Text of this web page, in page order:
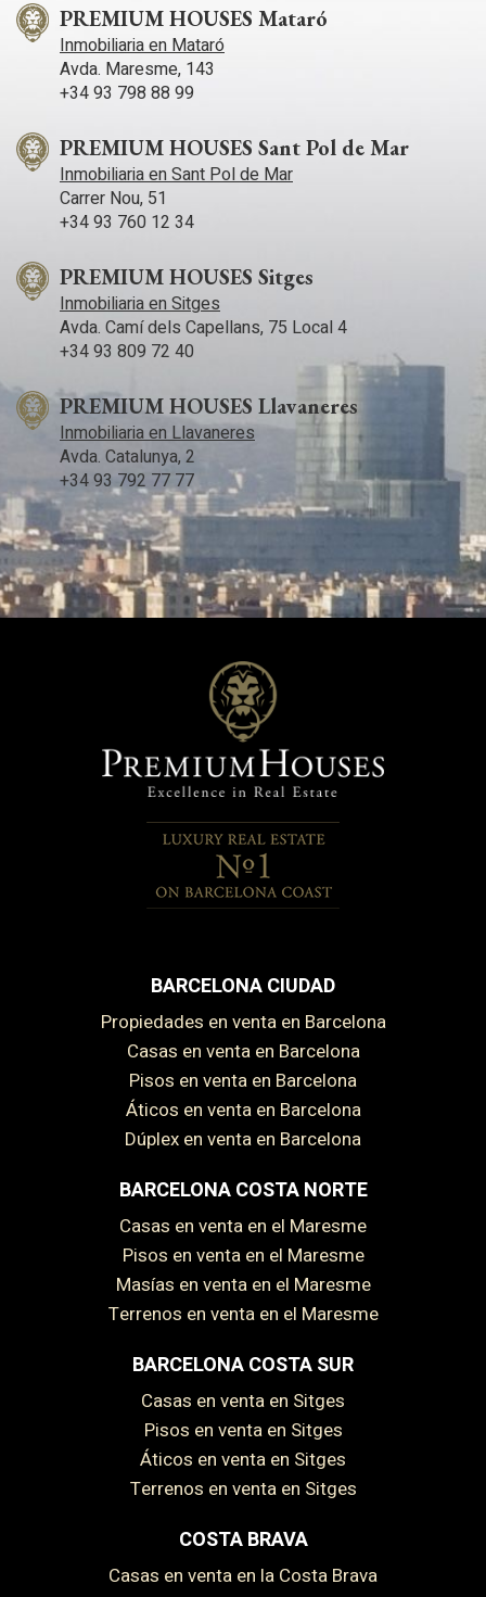
PREMIUM HOUSES Mataró
Inmobiliaria en Mataró
Avda. Maresme, 143
+34 93 798 88 99
PREMIUM HOUSES Sant Pol de Mar
Inmobiliaria en Sant Pol de Mar
Carrer Nou, 51
+34 93 760 12 34
PREMIUM HOUSES Sitges
Inmobiliaria en Sitges
Avda. Camí­ dels Capellans, 75 Local 4
+34 93 809 72 40
PREMIUM HOUSES Llavaneres
Inmobiliaria en Llavaneres
Avda. Catalunya, 2
+34 93 792 77 77
BARCELONA CIUDAD
Propiedades en venta en Barcelona
Casas en venta en Barcelona
Pisos en venta en Barcelona
Áticos en venta en Barcelona
Dúplex en venta en Barcelona
BARCELONA COSTA NORTE
Casas en venta en el Maresme
Pisos en venta en el Maresme
Masías en venta en el Maresme
Terrenos en venta en el Maresme
BARCELONA COSTA SUR
Casas en venta en Sitges
Pisos en venta en Sitges
Áticos en venta en Sitges
Terrenos en venta en Sitges
COSTA BRAVA
Casas en venta en la Costa Brava